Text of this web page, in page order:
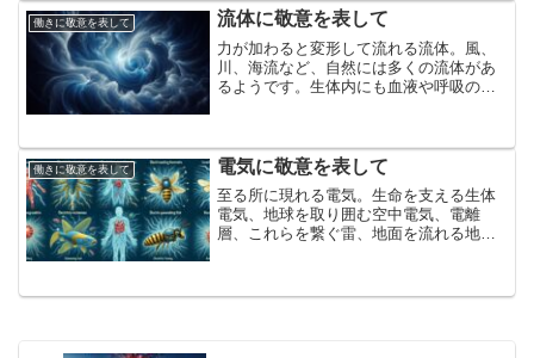
働きに敬意を表して 流体に敬意を表して
力が加わると変形して流れる流体。風、
川、海流など、自然には多くの流体があ
るようです。生体内にも血液や呼吸の流
て
働きに敬意を表して 電気に敬意を表して
至る所に現れる電気。生命を支える生体
電気、地球を取り囲む空中電気、電離
層、これらを繋ぐ雷、地面を流れる地電